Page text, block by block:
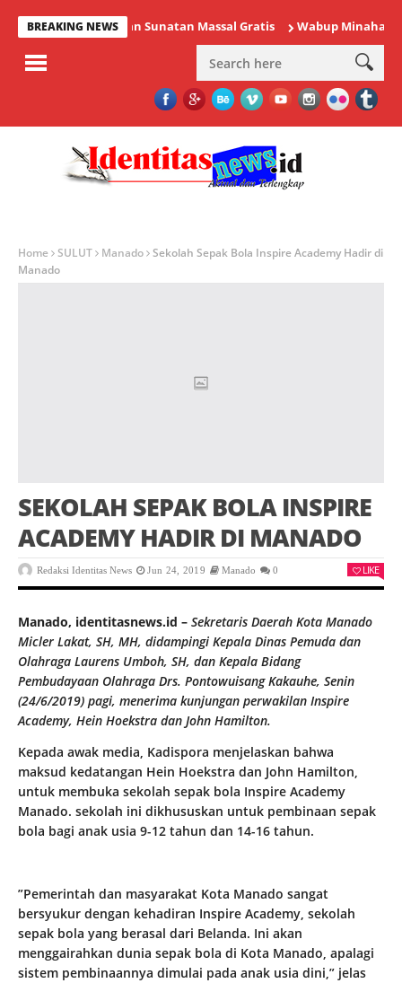
BREAKING NEWS
Kesehatan dan Sunatan Massal Gratis Wabup Minahasa
Home SULUT Manado Sekolah Sepak Bola Inspire Academy Hadir di
Manado
SEKOLAH SEPAK BOLA INSPIRE
ACADEMY HADIR DI MANADO
Redaksi Identitas News Jun 24, 2019 Manado 0 LIKE
Manado, identitasnews.id – Sekretaris Daerah Kota Manado
Micler Lakat, SH, MH, didampingi Kepala Dinas Pemuda dan
Olahraga Laurens Umboh, SH, dan Kepala Bidang
Pembudayaan Olahraga Drs. Pontowuisang Kakauhe, Senin
(24/6/2019) pagi, menerima kunjungan perwakilan Inspire
Academy, Hein Hoekstra dan John Hamilton.
Kepada awak media, Kadispora menjelaskan bahwa
maksud kedatangan Hein Hoekstra dan John Hamilton,
untuk membuka sekolah sepak bola Inspire Academy
Manado. sekolah ini dikhususkan untuk pembinaan sepak
bola bagi anak usia 9-12 tahun dan 14-16 tahun.
”Pemerintah dan masyarakat Kota Manado sangat
bersyukur dengan kehadiran Inspire Academy, sekolah
sepak bola yang berasal dari Belanda. Ini akan
menggairahkan dunia sepak bola di Kota Manado, apalagi
sistem pembinaannya dimulai pada anak usia dini,” jelas